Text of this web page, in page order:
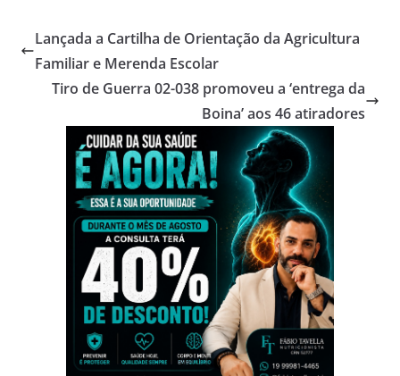
Lançada a Cartilha de Orientação da Agricultura
Familiar e Merenda Escolar
Tiro de Guerra 02-038 promoveu a ‘entrega da
Boina’ aos 46 atiradores